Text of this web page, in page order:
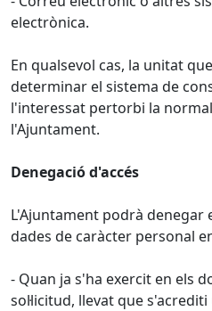
electrònica.
En qualsevol cas, la unitat
determinar el sistema de
l'interessat pertorbi la
l'Ajuntament.
Denegació d'accés
L'Ajuntament podrà denegar
dades de caràcter personal
- Quan ja s'ha exercit en els
sol·licitud, llevat que